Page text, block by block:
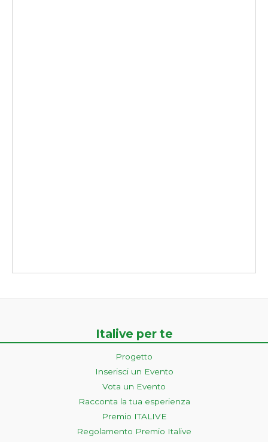
Italive per te
Progetto
Inserisci un Evento
Vota un Evento
Racconta la tua esperienza
Premio ITALIVE
Regolamento Premio Italive